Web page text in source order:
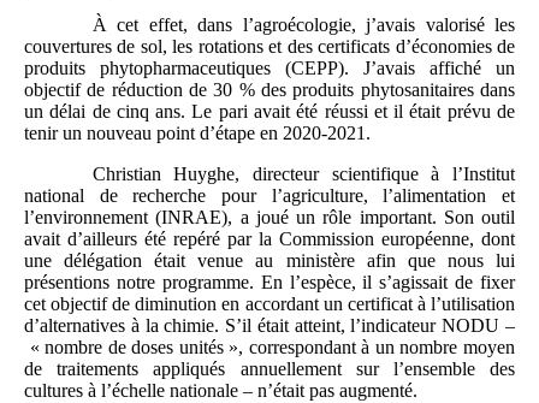
À cet effet, dans l’agroécologie, j’avais valorisé les
couvertures de sol, les rotations et des certificats d’économies de
produits phytopharmaceutiques (CEPP). J’avais affiché un
objectif de réduction de 30 % des produits phytosanitaires dans
un délai de cinq ans. Le pari avait été réussi et il était prévu de
tenir un nouveau point d’étape en 2020-2021.
Christian Huyghe, directeur scientifique à l’Institut
national de recherche pour l’agriculture, l’alimentation et
l’environnement (INRAE), a joué un rôle important. Son outil
avait d’ailleurs été repéré par la Commission européenne, dont
une délégation était venue au ministère afin que nous lui
présentions notre programme. En l’espèce, il s’agissait de fixer
cet objectif de diminution en accordant un certificat à l’utilisation
d’alternatives à la chimie. S’il était atteint, l’indicateur NODU –
« nombre de doses unités », correspondant à un nombre moyen
de traitements appliqués annuellement sur l’ensemble des
cultures à l’échelle nationale – n’était pas augmenté.